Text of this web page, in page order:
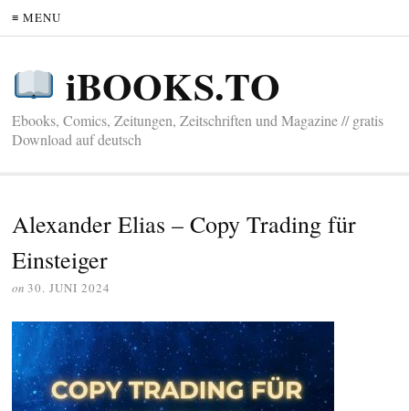
≡ MENU
iBOOKS.TO
Ebooks, Comics, Zeitungen, Zeitschriften und Magazine // gratis
Download auf deutsch
Alexander Elias – Copy Trading für
Einsteiger
on 30. JUNI 2024